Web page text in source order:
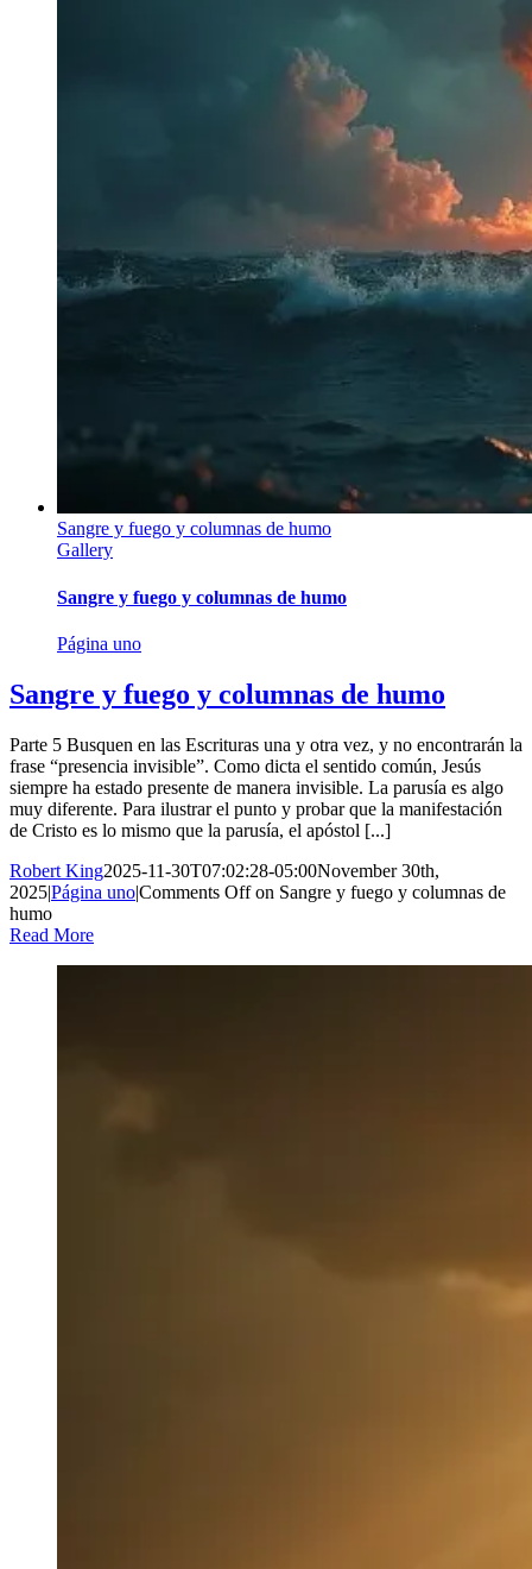
Sangre y fuego y columnas de humo
Gallery
Sangre y fuego y columnas de humo
Página uno
Sangre y fuego y columnas de humo
Parte 5 Busquen en las Escrituras una y otra vez, y no encontrarán la
frase “presencia invisible”. Como dicta el sentido común, Jesús
siempre ha estado presente de manera invisible. La parusía es algo
muy diferente. Para ilustrar el punto y probar que la manifestación
de Cristo es lo mismo que la parusía, el apóstol [...]
Robert King2025-11-30T07:02:28-05:00November 30th,
2025|Página uno|Comments Offon Sangre y fuego y columnas de
humo
Read More